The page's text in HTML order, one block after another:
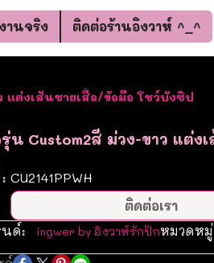
านจริง ติดต่อร้านอิงวาห์ ^_^
แต่งเส้นชายเสื้อ/ข้อมือ โชว์บังซิป
รุ่น Custom2สี ม่วง-ขาว แต่ง
: CU2141PPWH
ติดต่อเรา
ด์:
ingwer by อิงวาห์รักปักหมวดห